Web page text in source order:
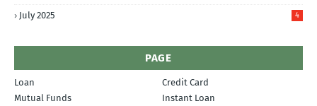
July 2025 4
PAGE
Loan
Credit Card
Mutual Funds
Instant Loan